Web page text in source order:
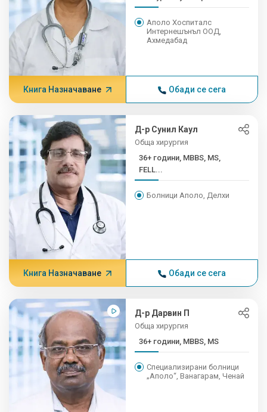
Аполо Хоспиталс
Интернешънъл ООД,
Ахмедабад
Книга Назначаване Обади се сега
Д-р Сунил Каул
Обща хирургия
36+ години, MBBS, MS,
FELL...
Болници Аполо, Делхи
Книга Назначаване Обади се сега
Д-р Дарвин П
Обща хирургия
36+ години, MBBS, MS
Специализирани болници
„Аполо“, Ванагарам, Ченай